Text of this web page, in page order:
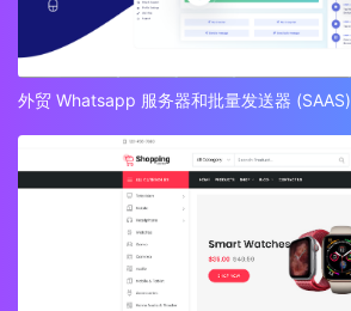
外贸 Whatsapp 服务器和批量发送器 (SAAS)